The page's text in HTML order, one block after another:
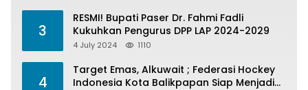
3
RESMI! Bupati Paser Dr. Fahmi Fadli
Kukuhkan Pengurus DPP LAP 2024-2029
4 July 2024 1110
4
Target Emas, Alkuwait ; Federasi Hockey
Indonesia Kota Balikpapan Siap Menjadi